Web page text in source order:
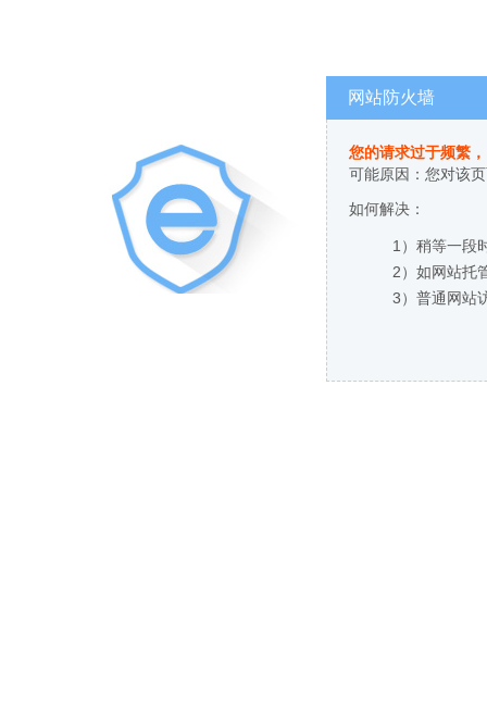
网站防火墙
您的请求过于频繁
可能原因：您对该
如何解决：
1）稍等一段
2）如网站托
3）普通网站